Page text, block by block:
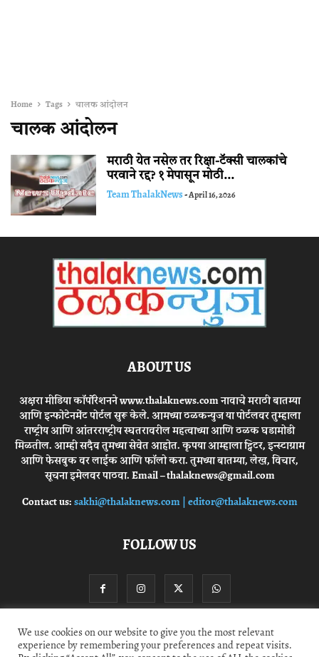
Home Tags चालक आंदोलन
चालक आंदोलन
मराठी येत नसेल तर रिक्षा-टॅक्सी चालकांचे
परवाने रद्द? १ मेपासून मोठी...
Team ThalakNews-April 16, 2026
ABOUT US
अक्षरा मीडिया कॉर्पोरेशनने www.thalaknews.com नावाचे मराठी बातम्या
आणि इन्फोटेनमेंट पोर्टल सुरू केले. आमच्या ठळकन्युज या पोर्टलवर तुम्हाला
राष्ट्रीय आणि आंतरराष्ट्रीय स्घतरावरील महत्वाच्या आणि ठळक घडामोडी
मिळतील. आम्ही सदैव तुमच्या सेवेत आहोत. कृपया आम्हाला ट्विटर, इन्स्टाग्राम
आणि फेसबुक वर लाईक आणि फॉलो करा. तुमच्या बातम्या, लेख, विचार,
सूचना इमेलवर पाठवा. Email – thalaknews@gmail.com
Contact us:sakhi@thalaknews.com | editor@thalaknews.com
FOLLOW US
Privacy Policy Contact Us
We use cookies on our website to give you the most relevant
experience by remembering your preferences and repeat visits.